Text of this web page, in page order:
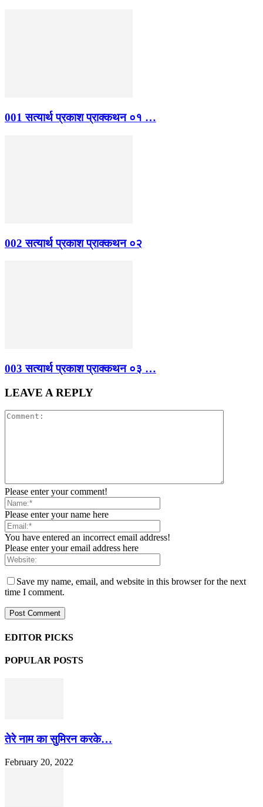
001 सत्यार्थ प्रकाश प्राक्कथन ०१ …
002 सत्यार्थ प्रकाश प्राक्कथन ०२
003 सत्यार्थ प्रकाश प्राक्कथन ०३ …
LEAVE A REPLY
Please enter your comment!
Please enter your name here
You have entered an incorrect email address!
Please enter your email address here
Save my name, email, and website in this browser for the next
time I comment.
EDITOR PICKS
POPULAR POSTS
तेरे नाम का सुमिरन करके…
February 20, 2022